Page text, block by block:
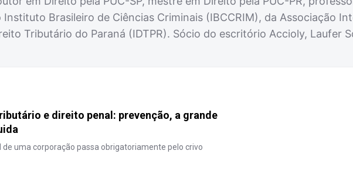
Instituto Brasileiro de Ciências Criminais (IBCCRIM), da Associação
Tributário do Paraná (IDTPR). Sócio do escritório Accioly, Laufer
e direito penal: prevenção, a grande
de uma corporação passa obrigatoriamente pelo crivo